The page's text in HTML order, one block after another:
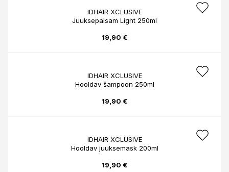
IDHAIR XCLUSIVE
Juuksepalsam Light 250ml
19,90 €
IDHAIR XCLUSIVE
Hooldav šampoon 250ml
19,90 €
IDHAIR XCLUSIVE
Hooldav juuksemask 200ml
19,90 €